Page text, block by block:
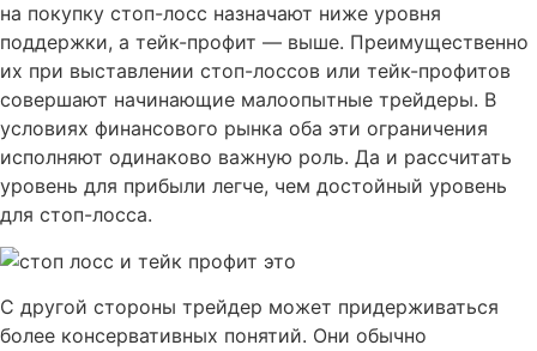
на покупку стоп-лосс назначают ниже уровня
поддержки, а тейк-профит — выше. Преимущественно
их при выставлении стоп-лоссов или тейк-профитов
совершают начинающие малоопытные трейдеры. В
условиях финансового рынка оба эти ограничения
исполняют одинаково важную роль. Да и рассчитать
уровень для прибыли легче, чем достойный уровень
для стоп-лосса.
С другой стороны трейдер может придерживаться
более консервативных понятий. Они обычно